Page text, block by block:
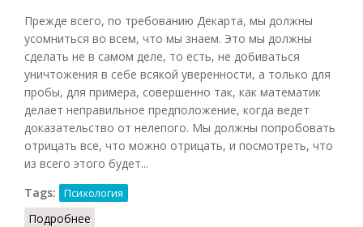
Прежде всего, по требованию Декарта, мы должны
усомниться во всем, что мы знаем. Это мы должны
сделать не в самом деле, то есть, не добиваться
уничтожения в себе всякой уверенности, а только для
пробы, для примера, совершенно так, как математик
делает неправильное предположение, когда ведет
доказательство от нелепого. Мы должны попробовать
отрицать все, что можно отрицать, и посмотреть, что
из всего этого будет...
Tags:
Психология
Подробнее